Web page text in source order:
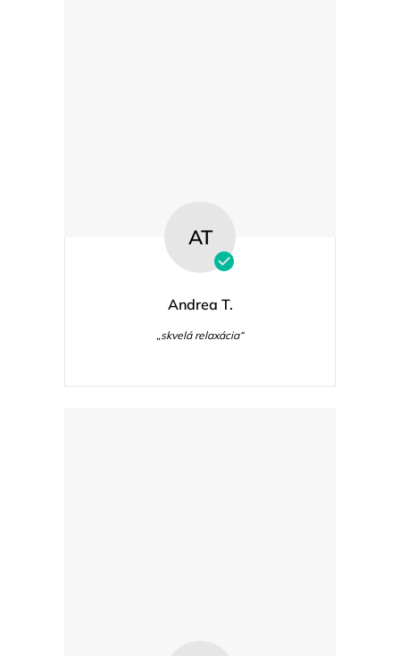
AT
Andrea T.
„skvelá relaxácia“